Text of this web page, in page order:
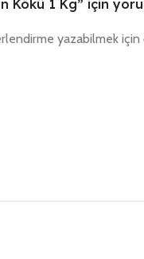
Kökü 1 Kg” için
yazabilmek için